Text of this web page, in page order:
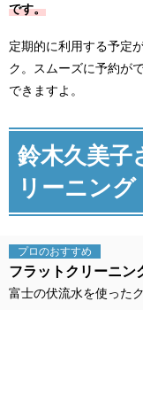
です。
定期的に利用する予定
ク。スムーズに予約が
できますよ。
鈴木久美子
リーニング
プロのおすすめ
フラットクリーニン
富士の伏流水を使った